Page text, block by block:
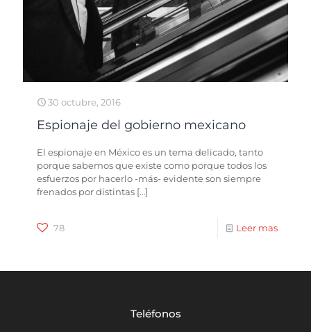
30 octubre, 2016
Espionaje del gobierno mexicano
El espionaje en México es un tema delicado, tanto
porque sabemos que existe como porque todos los
esfuerzos por hacerlo -más- evidente son siempre
frenados por distintas […]
78 Leer mas
Teléfonos